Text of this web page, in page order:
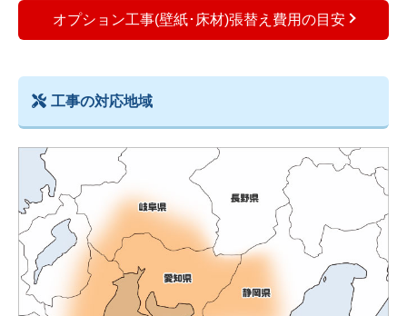
オプション工事(壁紙･床材)張替え費用の目安
工事の対応地域